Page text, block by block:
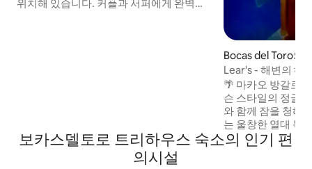
위치해 있습니다. 커플과 서퍼에게 완벽한
Bocas del Toro의
Lear's - 해변의 해
🌴 마카오 방갈로
슨 스타일의 정글
와 함께 잠을 청해
는 울창한 열대 녹
지는 소박한 모험
추고 있어 진정한
보카스델토로 트리하우스 숙소의 인기 편
의시설